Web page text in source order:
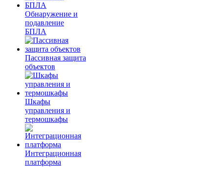
Обнаружение и
подавление
БПЛА
Пассивная защита
объектов
Шкафы
управления и
термошкафы
Интеграционная
платформа